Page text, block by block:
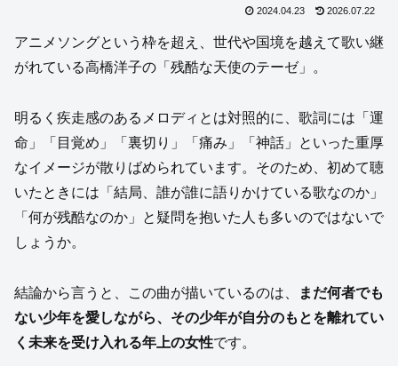
2024.04.23 2026.07.22
アニメソングという枠を超え、世代や国境を越えて歌い継
がれている高橋洋子の「残酷な天使のテーゼ」。
明るく疾走感のあるメロディとは対照的に、歌詞には「運
命」「目覚め」「裏切り」「痛み」「神話」といった重厚
なイメージが散りばめられています。そのため、初めて聴
いたときには「結局、誰が誰に語りかけている歌なのか」
「何が残酷なのか」と疑問を抱いた人も多いのではないで
しょうか。
結論から言うと、この曲が描いているのは、
まだ何者でも
ない少年を愛しながら、その少年が自分のもとを離れてい
く未来を受け入れる年上の女性です。